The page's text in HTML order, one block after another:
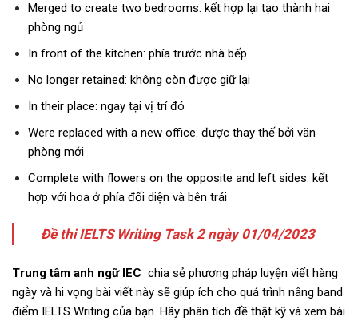
Merged to create two bedrooms: kết hợp lại tạo thành hai
phòng ngủ
In front of the kitchen: phía trước nhà bếp
No longer retained: không còn được giữ lại
In their place: ngay tại vị trí đó
Were replaced with a new office: được thay thế bởi văn
phòng mới
Complete with flowers on the opposite and left sides: kết
hợp với hoa ở phía đối diện và bên trái
Đề thi IELTS Writing Task 2 ngày 01/04/2023
Trung tâm anh ngữ IEC chia sẻ phương pháp luyện viết hàng
ngày và hi vọng bài viết này sẽ giúp ích cho quá trình nâng band
điểm IELTS Writing của bạn. Hãy phân tích đề thật kỹ và xem bài